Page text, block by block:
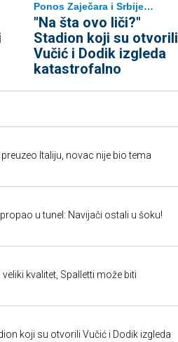
Ponos Zaječara i Srbije…
"Na šta ovo liči?"
Stadion koji su otvorili
Vučić i Dodik izgleda
katastrofalno
Italiju, novac nije bio tema
u tunel: Navijači ostali u šoku!
kvalitet, Spalletti može biti
koji su otvorili Vučić i Dodik izgleda